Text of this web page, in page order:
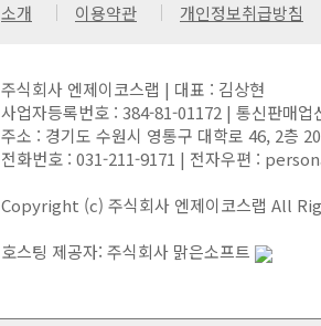
소개 이용약관 개인정보취급방침
주식회사 엔제이코스랩 | 대표 : 김상현
사업자등록번호 : 384-81-01172 | 통신판매
주소 : 경기도 수원시 영통구 대학로 46, 2층
전화번호 : 031-211-9171 | 전자우편 :
Copyright (c) 주식회사 엔제이코스랩 All
호스팅 제공자: 주식회사 맑은소프트